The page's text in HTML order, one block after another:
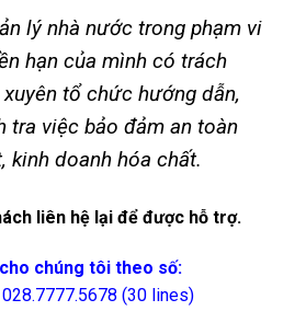
lý nhà nước trong phạm vi
hạn của mình có trách
tổ chức hướng dẫn,
tra việc bảo đảm an toàn
kinh doanh hóa chất.
liên hệ lại để được hỗ trợ.
chúng tôi theo số:
(30 lines)